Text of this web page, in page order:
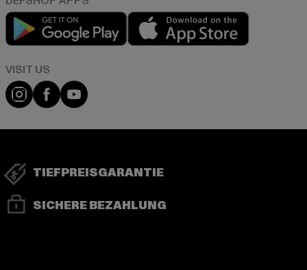
Play market
Visit our Instagram page:
Visit our Facebook page:
Visit our YouTube channel:
TIEFPREISGARANTIE
SICHERE BEZAHLUNG